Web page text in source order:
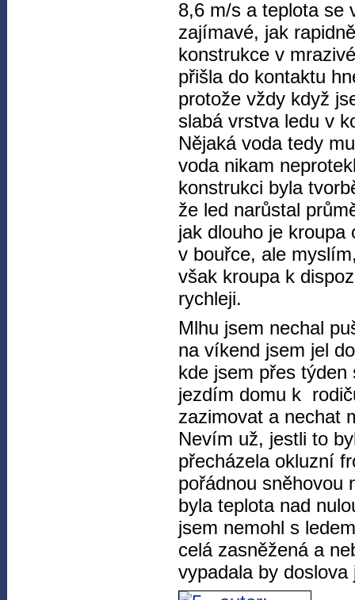
8,6 m/s a teplota se
zajímavé, jak
konstrukce v
přišla do kontaktu
protože vždy když
slabá vrstva ledu v
Nějaká voda tedy
voda nikam
konstrukci byla
že led narůstal
jak dlouho je kroupa
v bouřce, ale
však kroupa k
rychleji.
Mlhu jsem nechal
na víkend jsem jel
kde jsem přes
jezdím domu k
zazimovat a nechat
Nevím už, jestli to
přecházela okluzní
pořádnou sněhovou
byla teplota nad
jsem nemohl s
celá zasněžená a
vypadala by